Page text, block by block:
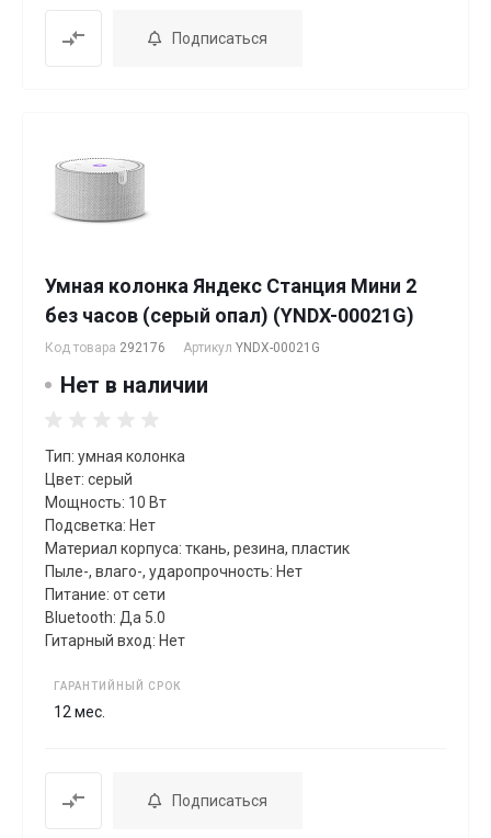
Подписаться
Умная колонка Яндекс Станция Мини 2
без часов (серый опал) (YNDX-00021G)
Код товара 292176 Артикул YNDX-00021G
Нет в наличии
Тип: умная колонка
Цвет: серый
Мощность: 10 Вт
Подсветка: Нет
Материал корпуса: ткань, резина, пластик
Пыле-, влаго-, ударопрочность: Нет
Питание: от сети
Bluetooth: Да 5.0
Гитарный вход: Нет
ГАРАНТИЙНЫЙ СРОК
12 мес.
Подписаться